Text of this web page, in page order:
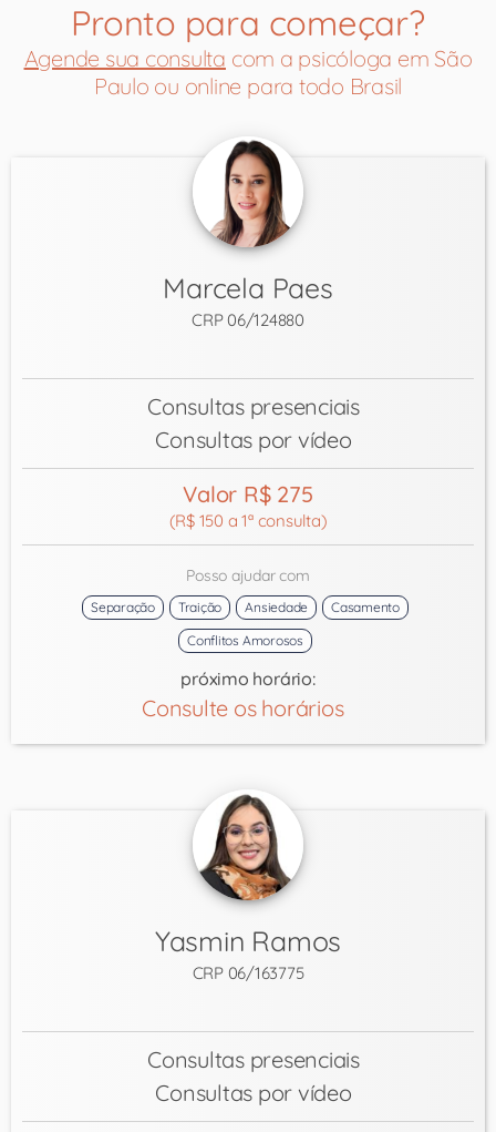
Pronto para começar?
Agende sua consulta com a psicóloga em São
Paulo ou online para todo Brasil
Marcela Paes
CRP 06/124880
Consultas presenciais
Consultas por vídeo
Valor R$ 275
(R$ 150 a 1ª consulta)
Posso ajudar com
Separação Traição Ansiedade
Casamento
Conflitos Amorosos
próximo horário:
Consulte os horários
Yasmin Ramos
CRP 06/163775
Consultas presenciais
Consultas por vídeo